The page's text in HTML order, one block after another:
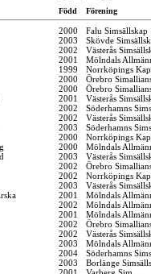
Född Förening
2000
Falu Simsällskap
2003
Skövde
2002
Västerås
2001
Mölndals
1999
Norrköpings
2000
Örebro
2000
Örebro
2001
Västerås
2002
Söderhamns
2002
Västerås
2003
Söderhamns
2000
Norrköpings
2000
Mölndals
2003
Västerås
2002
Örebro
2002
Norrköpings
2003
Västerås
2001
Mölndals
2002
Mölndals
2001
Mölndals
2002
Örebro
2002
Västerås
2003
Mölndals
2004
Söderhamns
2003
Borlänge